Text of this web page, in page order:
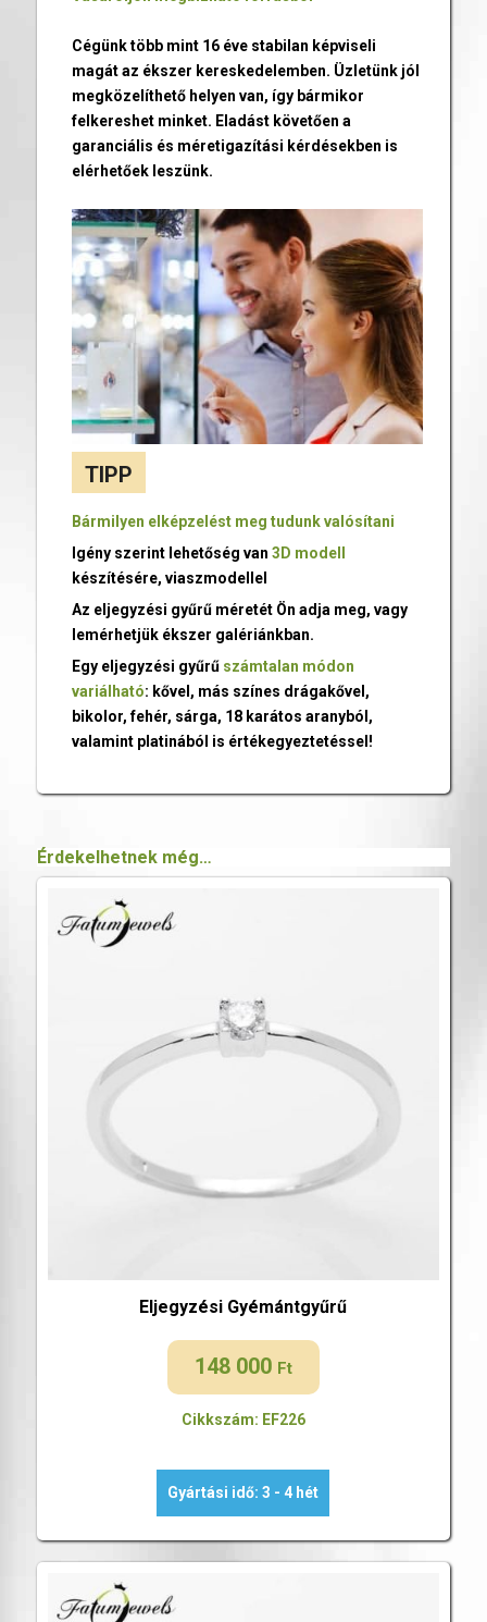
Cégünk több mint 16 éve stabilan képviseli
magát az ékszer kereskedelemben. Üzletünk jól
megközelíthető helyen van, így bármikor
felkereshet minket. Eladást követően a
garanciális és méretigazítási kérdésekben is
elérhetőek leszünk.
TIPP
Bármilyen elképzelést meg tudunk valósítani
Igény szerint lehetőség van 3D modell
készítésére, viaszmodellel
Az eljegyzési gyűrű méretét Ön adja meg, vagy
lemérhetjük ékszer galériánkban.
Egy eljegyzési gyűrű számtalan módon
variálható: kővel, más színes drágakővel,
bikolor, fehér, sárga, 18 karátos aranyból,
valamint platinából is értékegyeztetéssel!
Érdekelhetnek még…
Eljegyzési Gyémántgyűrű
148 000 Ft
Cikkszám: EF226
Gyártási idő: 3 - 4 hét